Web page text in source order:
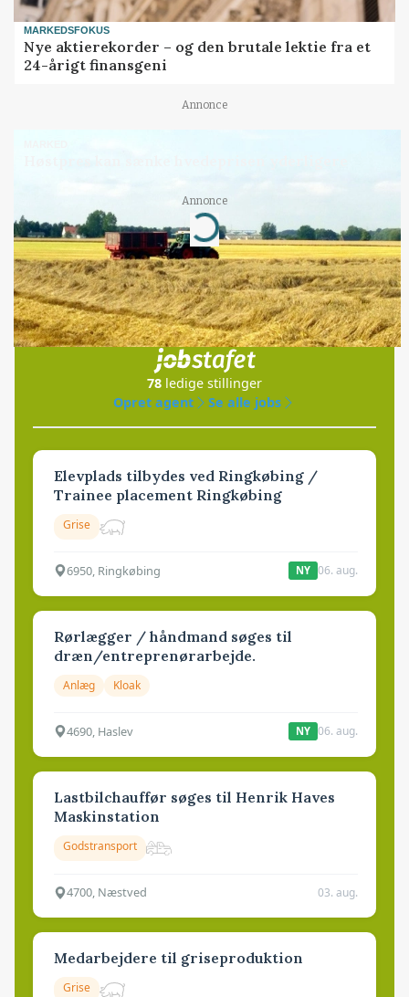
MARKEDSFOKUS
Nye aktierekorder – og den brutale lektie fra et
24-årigt finansgeni
Annonce
Annonce
Loading...
Jobs
i samarbejde med
78 ledige stillinger
Opret agent
Se alle jobs
Elevplads tilbydes ved Ringkøbing /
Trainee placement Ringkøbing
Grise
6950, Ringkøbing NY 06. aug.
Rørlægger / håndmand søges til
dræn/entreprenørarbejde.
Anlæg Kloak
4690, Haslev NY 06. aug.
Lastbilchauffør søges til Henrik Haves
Maskinstation
Godstransport
4700, Næstved 03. aug.
Medarbejdere til griseproduktion
Grise